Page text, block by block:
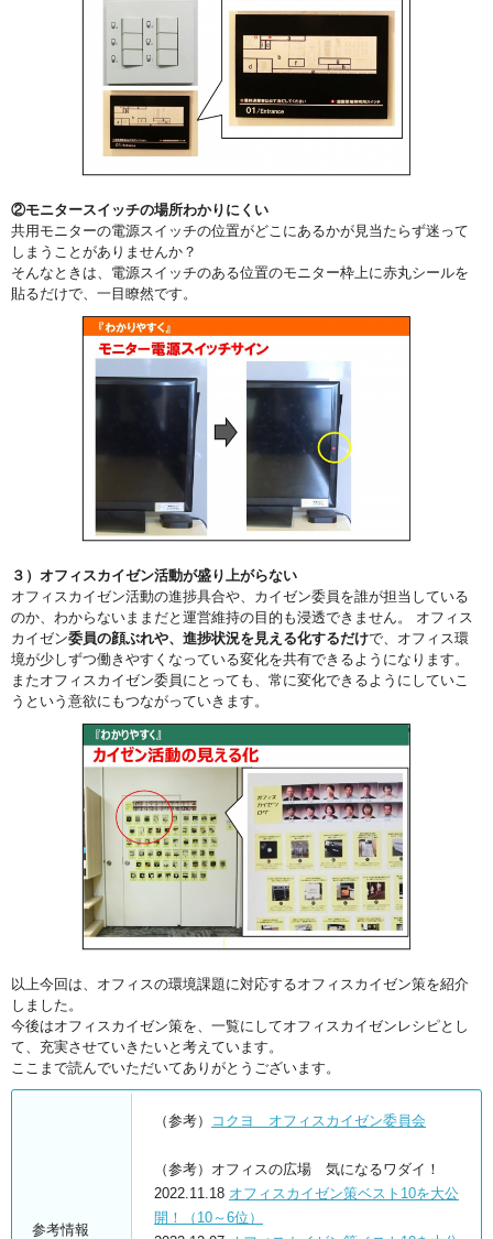
②モニタースイッチの場所わかりにくい
共用モニターの電源スイッチの位置がどこにあるかが見当たらず迷って
しまうことがありませんか？
そんなときは、電源スイッチのある位置のモニター枠上に赤丸シールを
貼るだけで、一目瞭然です。
３）オフィスカイゼン活動が盛り上がらない
オフィスカイゼン活動の進捗具合や、カイゼン委員を誰が担当している
のか、わからないままだと運営維持の目的も浸透できません。 オフィス
カイゼン委員の顔ぶれや、進捗状況を見える化するだけで、オフィス環
境が少しずつ働きやすくなっている変化を共有できるようになります。
またオフィスカイゼン委員にとっても、常に変化できるようにしていこ
うという意欲にもつながっていきます。
以上今回は、オフィスの環境課題に対応するオフィスカイゼン策を紹介
しました。
今後はオフィスカイゼン策を、一覧にしてオフィスカイゼンレシピとし
て、充実させていきたいと考えています。
ここまで読んでいただいてありがとうございます。
参考情報
（参考） コクヨ オフィスカイゼン委員会
（参考）オフィスの広場 気になるワダイ！
2022.11.18 オフィスカイゼン策ベスト10を大公
開！（10～6位）